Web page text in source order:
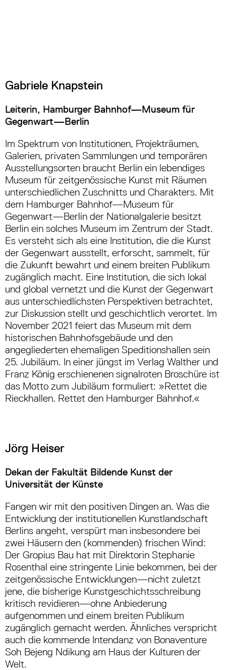
Gabriele Knapstein
Leiterin, Hamburger Bahnhof—Museum für
Gegenwart—Berlin
Im Spektrum von Institutionen, Projekträumen,
Galerien, privaten Sammlungen und temporären
Ausstellungsorten braucht Berlin ein lebendiges
Museum für zeitgenössische Kunst mit Räumen
unterschiedlichen Zuschnitts und Charakters. Mit
dem Hamburger Bahnhof—Museum für
Gegenwart—Berlin der Nationalgalerie besitzt
Berlin ein solches Museum im Zentrum der Stadt.
Es versteht sich als eine Institution, die die Kunst
der Gegenwart ausstellt, erforscht, sammelt, für
die Zukunft bewahrt und einem breiten Publikum
zugänglich macht. Eine Institution, die sich lokal
und global vernetzt und die Kunst der Gegenwart
aus unterschiedlichsten Perspektiven betrachtet,
zur Diskussion stellt und geschichtlich verortet. Im
November 2021 feiert das Museum mit dem
historischen Bahnhofsgebäude und den
angegliederten ehemaligen Speditionshallen sein
25. Jubiläum. In einer jüngst im Verlag Walther und
Franz König erschienenen signalroten Broschüre ist
das Motto zum Jubiläum formuliert: »Rettet die
Rieckhallen. Rettet den Hamburger Bahnhof.«
Jörg Heiser
Dekan der Fakultät Bildende Kunst der
Universität der Künste
Fangen wir mit den positiven Dingen an. Was die
Entwicklung der institutionellen Kunstlandschaft
Berlins angeht, verspürt man insbesondere bei
zwei Häusern den (kommenden) frischen Wind:
Der Gropius Bau hat mit Direktorin Stephanie
Rosenthal eine stringente Linie bekommen, bei der
zeitgenössische Entwicklungen—nicht zuletzt
jene, die bisherige Kunstgeschichtsschreibung
kritisch revidieren—ohne Anbiederung
aufgenommen und einem breiten Publikum
zugänglich gemacht werden. Ähnliches verspricht
auch die kommende Intendanz von Bonaventure
Soh Bejeng Ndikung am Haus der Kulturen der
Welt.